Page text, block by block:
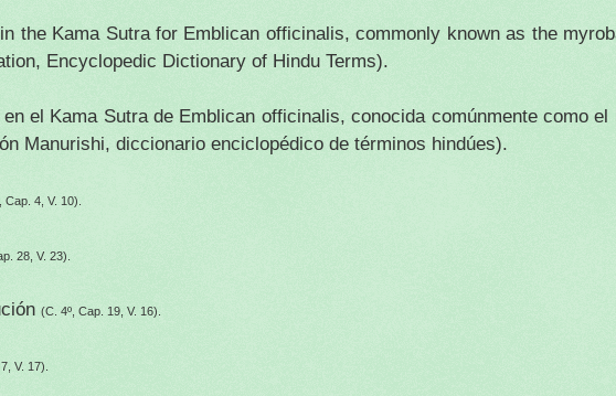
the Kama Sutra for Emblican officinalis, commonly known as the
Encyclopedic Dictionary of Hindu Terms).
el Kama Sutra de Emblican officinalis, conocida comúnmente como el
Manurishi, diccionario enciclopédico de términos hindúes).
Cap. 4, V. 10).
28, V. 23).
(C. 4º, Cap. 19, V. 16).
V. 17).